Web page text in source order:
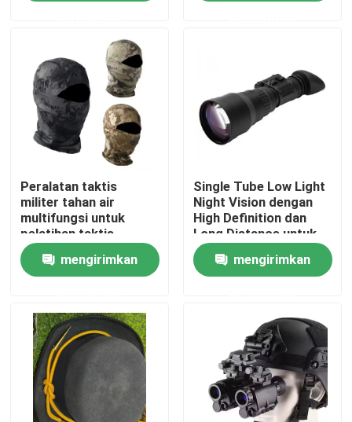
video
Tentang Kami
Kontrol Kualitas
Berita
Minta Kutipan
Pakaian Taktis Militer
Rompi anti peluru taktis militer
Peralatan taktis
militer tahan air
multifungsi untuk
pelatihan taktis
mengirimkan
Single Tube Low Light
Night Vision dengan
High Definition dan
Long Distance untuk
latihan taktis di luar
ruanganmengirimkan